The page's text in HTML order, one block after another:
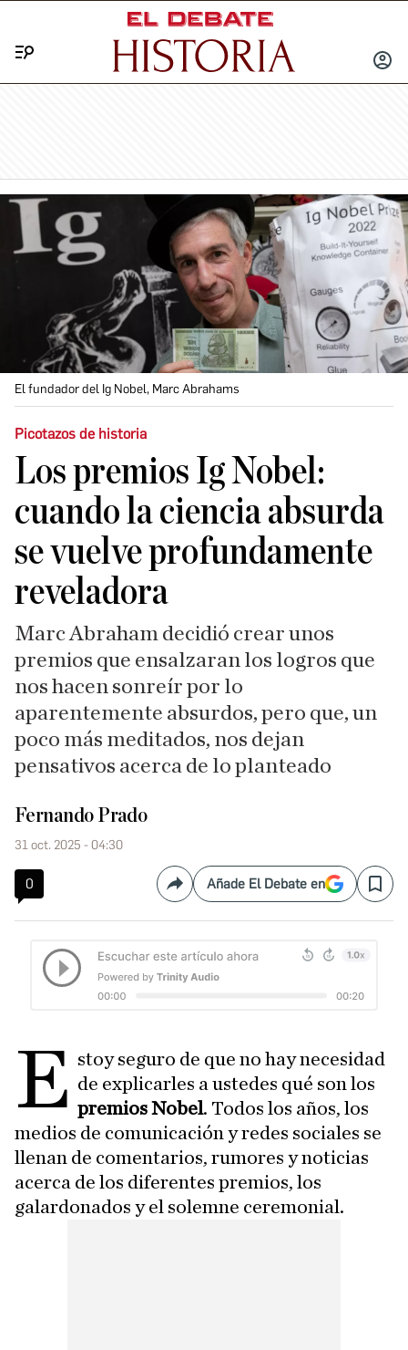
INICIAR
El fundador del Ig Nobel, Marc Abrahams
Picotazos de historia
Los premios Ig Nobel:
cuando la ciencia absurda
se vuelve profundamente
reveladora
Marc Abraham decidió crear unos
premios que ensalzaran los logros que
nos hacen sonreír por lo
aparentemente absurdos, pero que, un
poco más meditados, nos dejan
pensativos acerca de lo planteado
Fernando Prado
31 oct. 2025 - 04:30
0 CompartirAñade El Debate en Save
E stoy seguro de que no hay necesidad
de explicarles a ustedes qué son los
premios Nobel. Todos los años, los
medios de comunicación y redes sociales se
llenan de comentarios, rumores y noticias
acerca de los diferentes premios, los
galardonados y el solemne ceremonial.